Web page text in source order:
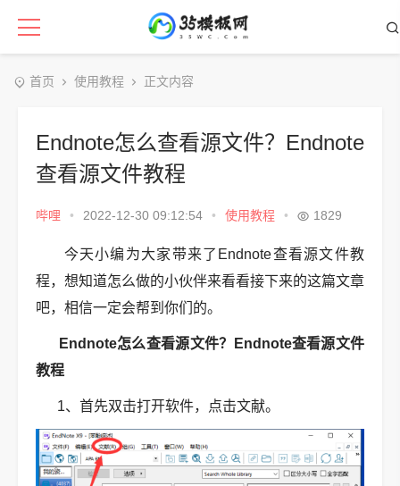
首页 使用教程 正文内容
Endnote怎么查看源文件？Endnote
查看源文件教程
哔哩 • 2022-12-30 09:12:54 • 使用教程 • 1829
今天小编为大家带来了Endnote查看源文件教
程，想知道怎么做的小伙伴来看看接下来的这篇文章
吧，相信一定会帮到你们的。
Endnote怎么查看源文件？Endnote查看源文件
教程
1、首先双击打开软件，点击文献。